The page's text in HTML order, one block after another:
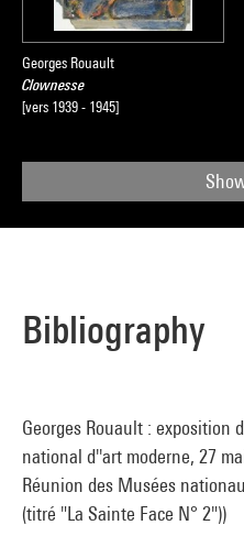
Georges Rouault
Clownesse
[vers 1939 - 1945]
Bibliography
Georges Rouault : exposition
national d''art moderne, 27
Réunion des Musées
(titré "La Sainte Face N° 2"))